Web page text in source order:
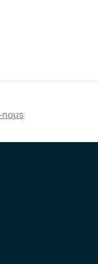
nous